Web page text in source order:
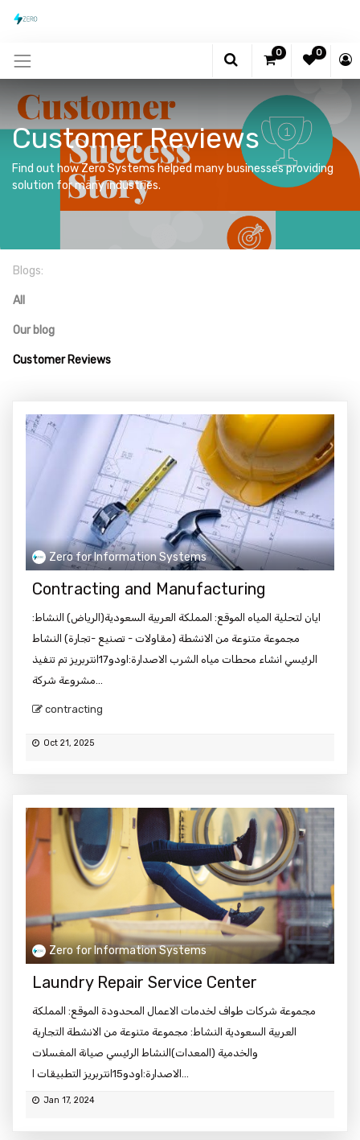
0 0
Customer Reviews
Find out how Zero Systems helped many businesses providing
solution for many industries.
Blogs:
All
Our blog
Customer Reviews
Zero for Information Systems
Contracting and Manufacturing
ايان لتحلية المياه الموقع: المملكة العربية السعودية(الرياض) النشاط:
مجموعة متنوعة من الانشطة (مقاولات - تصنيع -تجارة) النشاط
الرئيسي انشاء محطات مياه الشرب الاصدارة:اودو17انتربريز تم تنفيذ
contracting
Oct 21, 2025
Zero for Information Systems
Laundry Repair Service Center
مجموعة شركات طواف لخدمات الاعمال المحدودة الموقع: المملكة
العربية السعودية النشاط: مجموعة متنوعة من الانشطة التجارية
والخدمية (المعدات)النشاط الرئيسي صيانة المغسلات
الاصدارة:اودو15انتربريز التطبيقات ا...
Jan 17, 2024